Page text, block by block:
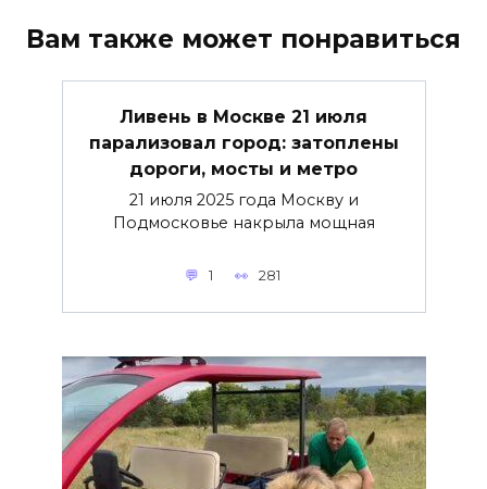
Вам также может понравиться
Ливень в Москве 21 июля
парализовал город: затоплены
дороги, мосты и метро
21 июля 2025 года Москву и
Подмосковье накрыла мощная
1 281